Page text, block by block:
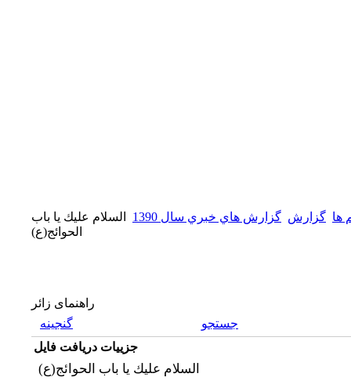
ها گزارش گزارش هاي خبري سال 1390
السلام عليك يا باب
الحوائج(ع)
راهنمای زائر
گنجینه
جستجو
جزییات دریافت فایل